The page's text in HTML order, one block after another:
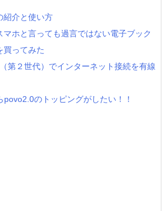
紹介と使い方
マホと言っても過言ではない電子ブック
買ってみた
第２世代）でインターネット接続を有線
povo2.0のトッピングがしたい！！